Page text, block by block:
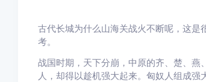
古代长城为什么山海关战火不断呢，这是
考。
战国时期，天下分崩，中原的齐、楚、燕
人，却得以趁机强大起来。匈奴人组成